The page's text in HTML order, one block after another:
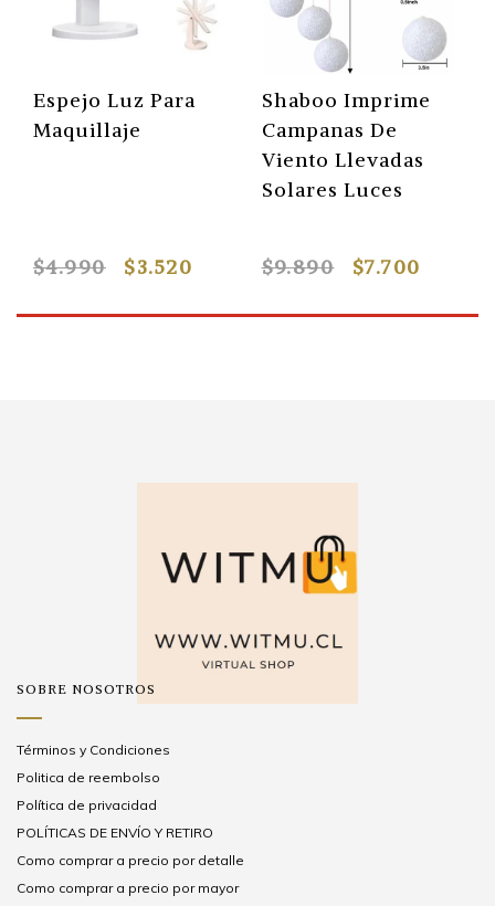
Espejo Luz Para
Maquillaje
$4.990 $3.520
Shaboo Imprime
Campanas De
Viento Llevadas
Solares Luces
$9.890 $7.700
SOBRE NOSOTROS
Términos y Condiciones
Politica de reembolso
Política de privacidad
POLÍTICAS DE ENVÍO Y RETIRO
Como comprar a precio por detalle
Como comprar a precio por mayor